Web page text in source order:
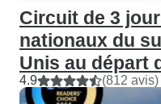
Circuit de 3
nationaux du
Unis au départ
4.9 (812 avis)